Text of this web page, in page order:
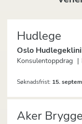
Hudlege
Oslo
Konsulentoppdrag
Søknadsfrist: 15.
Aker